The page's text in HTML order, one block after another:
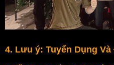
4. Lưu ý: Tuyển Dụng